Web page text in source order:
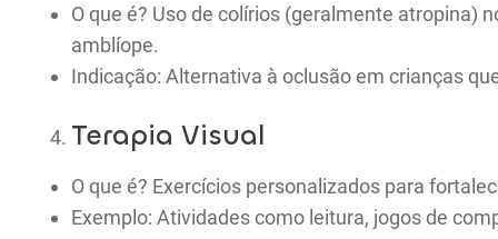
O que é? Uso de colírios (geralmente atropina)
amblíope.
Indicação: Alternativa à oclusão em crianças
Terapia Visual
O que é? Exercícios personalizados para
Exemplo: Atividades como leitura, jogos de